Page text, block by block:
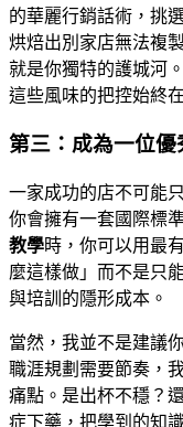
的華麗行銷話術，挑
烘焙出別家店無法複
就是你獨特的護城河
這些風味的把控始終
第三：成為一位
一家成功的店不可能
你會擁有一套國際標
教學時，你可以用最
麼這樣做」而不是只
與培訓的隱形成本。
當然，我並不是建議
職涯規劃需要節奏，
痛點。是出杯不穩？
症下藥，把學到的知